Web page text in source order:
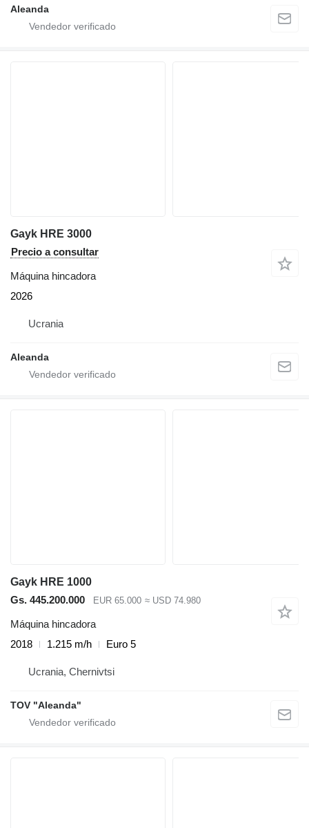
Aleanda
Gayk HRE 3000
Precio a consultar
Máquina hincadora
2026
Ucrania
Aleanda
Gayk HRE 1000
Gs. 445.200.000
EUR 65.000 ≈ USD 74.980
Máquina hincadora
2018
1.215 m/h Euro 5
Ucrania, Chernivtsi
TOV "Aleanda"